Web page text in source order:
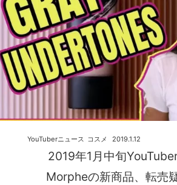
2019年1月中旬
Morpheの新商品、転売
2019.1.12
YouTuberニュース コスメ